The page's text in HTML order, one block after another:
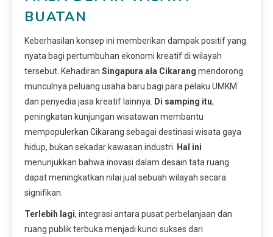
BUATAN
Keberhasilan konsep ini memberikan dampak positif yang
nyata bagi pertumbuhan ekonomi kreatif di wilayah
tersebut. Kehadiran Singapura ala Cikarang mendorong
munculnya peluang usaha baru bagi para pelaku UMKM
dan penyedia jasa kreatif lainnya. Di samping itu,
peningkatan kunjungan wisatawan membantu
mempopulerkan Cikarang sebagai destinasi wisata gaya
hidup, bukan sekadar kawasan industri. Hal ini
menunjukkan bahwa inovasi dalam desain tata ruang
dapat meningkatkan nilai jual sebuah wilayah secara
signifikan.
Terlebih lagi, integrasi antara pusat perbelanjaan dan
ruang publik terbuka menjadi kunci sukses dari